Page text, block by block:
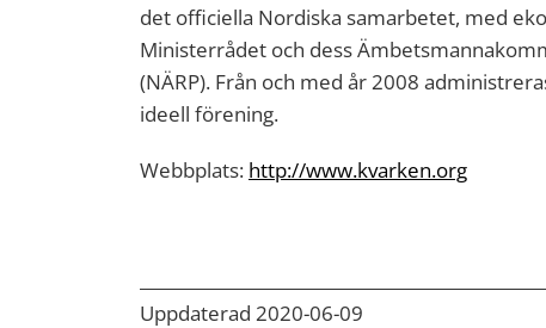
det officiella Nordiska samarbetet, med
Ministerrådet och dess
(NÄRP). Från och med år 2008
ideell förening.
Webbplats: http://www.kvarken.org
Uppdaterad 2020-06-09